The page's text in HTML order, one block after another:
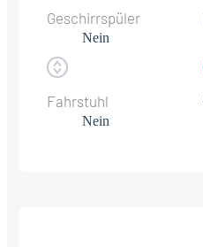
Geschirrspüler
Nein
Fahrstuhl
Nein